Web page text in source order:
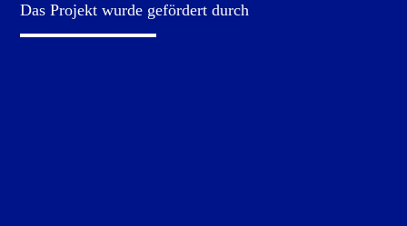
Das Projekt wurde gefördert durch